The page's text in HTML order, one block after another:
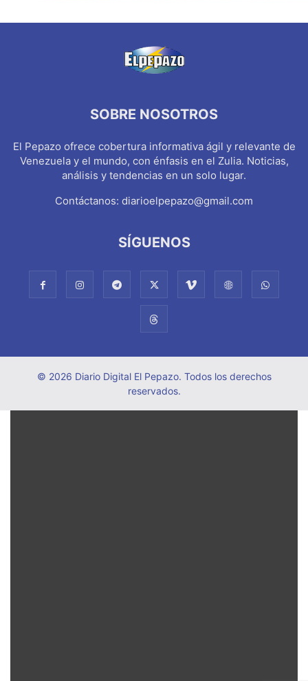
SOBRE NOSOTROS
El Pepazo ofrece cobertura informativa ágil y relevante de
Venezuela y el mundo, con énfasis en el Zulia. Noticias,
análisis y tendencias en un solo lugar.
Contáctanos: diarioelpepazo@gmail.com
SÍGUENOS
© 2026 Diario Digital El Pepazo. Todos los derechos
reservados.